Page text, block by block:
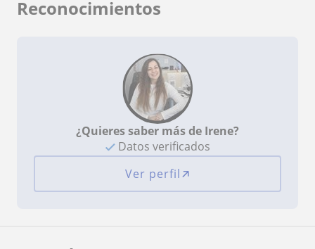
Reconocimientos
¿Quieres saber más de Irene?
Datos verificados
Ver perfil